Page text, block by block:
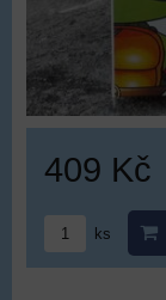
409 Kč
ks